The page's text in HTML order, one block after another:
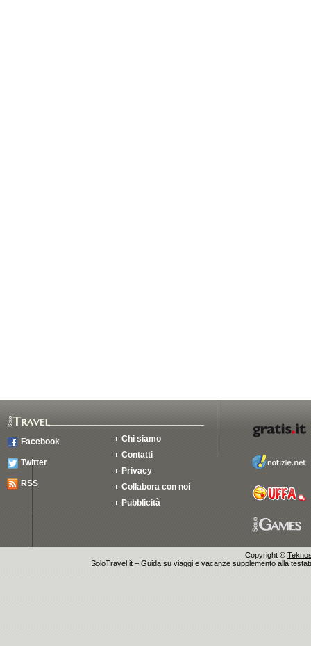
Facebook
Twitter
RSS
Chi siamo
Contatti
Privacy
Collabora con noi
Pubblicità
Copyright ©
SoloTravel.it – Guida su viaggi e vacanze supplemento alla